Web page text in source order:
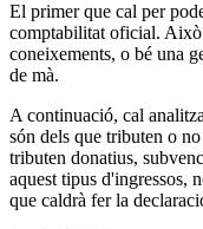
al
comentari:
Si
nomès
ha
ingressos
El primer que cal per
comptabilitat oficial.
coneixements, o bé una
de mà.
A continuació, cal
són dels que tributen o
tributen donatius,
aquest tipus d'ingressos,
que caldrà fer la